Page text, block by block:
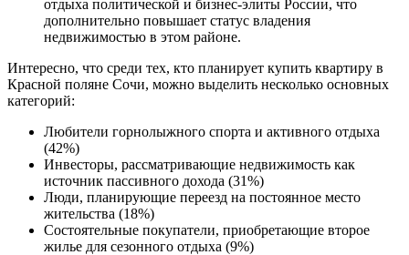
отдыха политической и бизнес-элиты России, что
дополнительно повышает статус владения
недвижимостью в этом районе.
Интересно, что среди тех, кто планирует купить квартиру в
Красной поляне Сочи, можно выделить несколько основных
категорий:
Любители горнолыжного спорта и активного отдыха
(42%)
Инвесторы, рассматривающие недвижимость как
источник пассивного дохода (31%)
Люди, планирующие переезд на постоянное место
жительства (18%)
Состоятельные покупатели, приобретающие второе
жилье для сезонного отдыха (9%)